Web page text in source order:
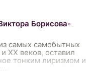
Борисова-
самых самобытных
XX веков, оставил
тонким лиризмом и